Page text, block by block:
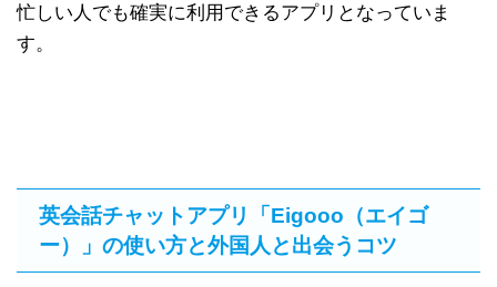
忙しい人でも確実に利用できるアプリとなっていま
す。
英会話チャットアプリ「Eigooo（エイゴ
ー）」の使い方と外国人と出会うコツ